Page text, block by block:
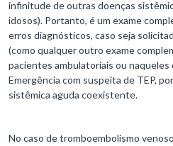
infinitude de outras doenças
idosos). Portanto, é um exame
erros diagnósticos, caso seja
(como qualquer outro exame
pacientes ambulatoriais ou
Emergência com suspeita de TEP,
sistêmica aguda coexistente.
No caso de tromboembolismo